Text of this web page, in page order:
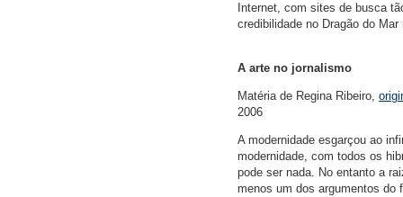
Internet, com sites de busca
credibilidade no Dragão do
A arte no jornalismo
Matéria de Regina Ribeiro,
2006
A modernidade esgarçou ao
modernidade, com todos os
pode ser nada. No entanto a
menos um dos argumentos do